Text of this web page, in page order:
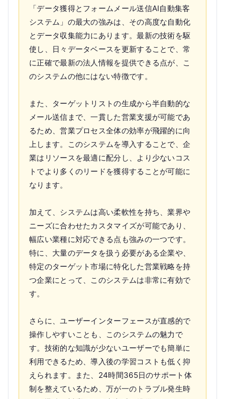
「データ獲得とフォームメール送信AI自動集客
システム」の最大の強みは、その高度な自動化
とデータ収集能力にあります。最新の技術を駆
使し、日々データベースを更新することで、常
に正確で最新の法人情報を提供できる点が、こ
のシステムの他にはない特徴です。
また、ターゲットリストの生成から半自動的な
メール送信まで、一貫した営業支援が可能であ
るため、営業プロセス全体の効率が飛躍的に向
上します。このシステムを導入することで、企
業はリソースを最適に配分し、より少ないコス
トでより多くのリードを獲得することが可能に
なります。
加えて、システムは高い柔軟性を持ち、業界や
ニーズに合わせたカスタマイズが可能であり、
幅広い業種に対応できる点も強みの一つです。
特に、大量のデータを扱う必要がある企業や、
特定のターゲット市場に特化した営業戦略を持
つ企業にとって、このシステムは非常に有効で
す。
さらに、ユーザーインターフェースが直感的で
操作しやすいことも、このシステムの魅力で
す。技術的な知識が少ないユーザーでも簡単に
利用できるため、導入後の学習コストも低く抑
えられます。また、24時間365日のサポート体
制を整えているため、万が一のトラブル発生時